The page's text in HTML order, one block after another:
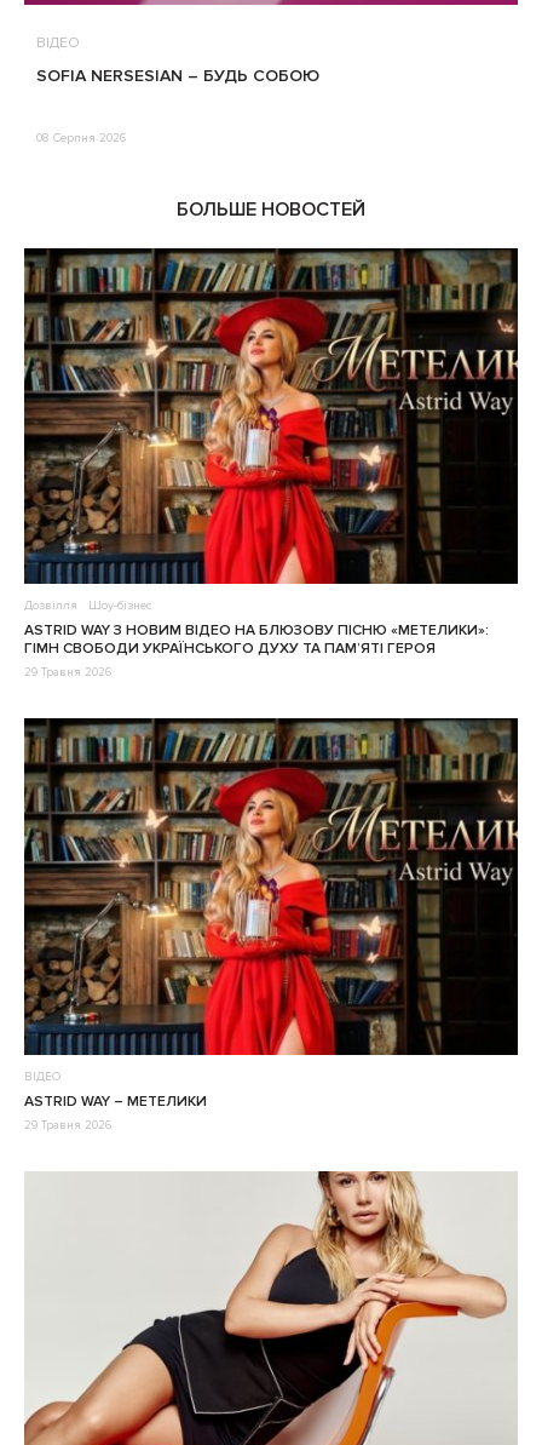
ВІДЕО
SOFIA NERSESIAN – БУДЬ СОБОЮ
08 Серпня 2026
БОЛЬШЕ НОВОСТЕЙ
Дозвілля Шоу-бізнес
ASTRID WAY З НОВИМ ВІДЕО НА БЛЮЗОВУ ПІСНЮ «МЕТЕЛИКИ»:
ГІМН СВОБОДИ УКРАЇНСЬКОГО ДУХУ ТА ПАМ’ЯТІ ГЕРОЯ
29 Травня 2026
ВІДЕО
ASTRID WAY – МЕТЕЛИКИ
29 Травня 2026